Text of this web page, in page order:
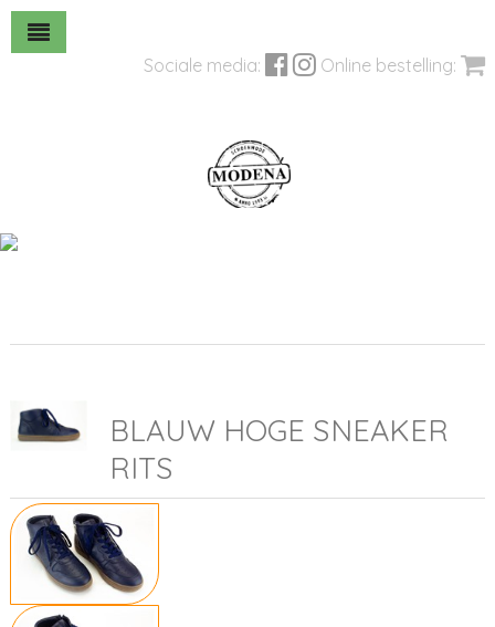
Sociale media: Online bestelling:
BLAUW HOGE SNEAKER
RITS